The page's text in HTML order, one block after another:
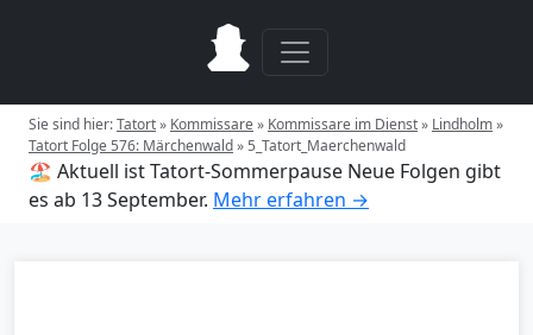
Sie sind hier:Tatort» Kommissare» Kommissare im Dienst» Lindholm»
Tatort Folge 576: Märchenwald»5_Tatort_Maerchenwald
🏖️ Aktuell ist Tatort-Sommerpause Neue Folgen gibt
es ab 13 September. Mehr erfahren →